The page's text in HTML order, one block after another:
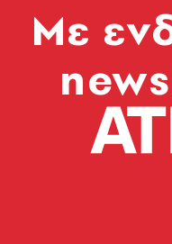
-
κατάστασης
Mε